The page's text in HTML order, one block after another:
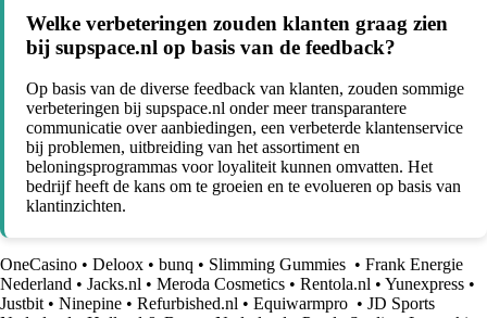
Welke verbeteringen zouden klanten graag zien
bij supspace.nl op basis van de feedback?
Op basis van de diverse feedback van klanten, zouden sommige
verbeteringen bij supspace.nl onder meer transparantere
communicatie over aanbiedingen, een verbeterde klantenservice
bij problemen, uitbreiding van het assortiment en
beloningsprogrammas voor loyaliteit kunnen omvatten. Het
bedrijf heeft de kans om te groeien en te evolueren op basis van
klantinzichten.
OneCasino • Deloox • bunq • Slimming Gummies • Frank Energie
Nederland • Jacks.nl • Meroda Cosmetics • Rentola.nl • Yunexpress •
Justbit• Ninepine • Refurbished.nl • Equiwarmpro • JD Sports